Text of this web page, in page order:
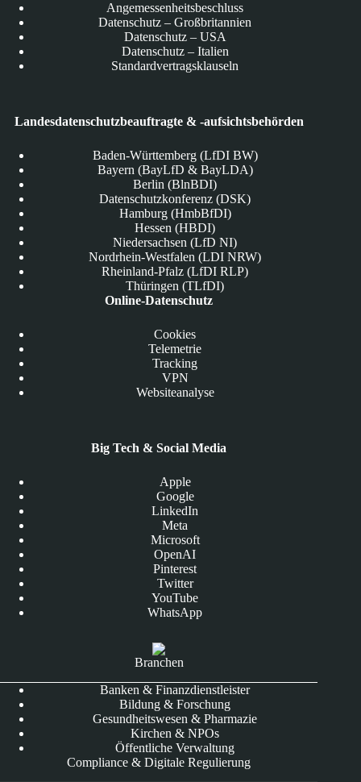
Angemessenheitsbeschluss
Datenschutz – Großbritannien
Datenschutz – USA
Datenschutz – Italien
Standardvertragsklauseln
Landesdatenschutzbeauftragte & -aufsichtsbehörden
Baden-Württemberg (LfDI BW)
Bayern (BayLfD & BayLDA)
Berlin (BlnBDI)
Datenschutzkonferenz (DSK)
Hamburg (HmbBfDI)
Hessen (HBDI)
Niedersachsen (LfD NI)
Nordrhein-Westfalen (LDI NRW)
Rheinland-Pfalz (LfDI RLP)
Thüringen (TLfDI)
Online-Datenschutz
Cookies
Telemetrie
Tracking
VPN
Websiteanalyse
Big Tech & Social Media
Apple
Google
LinkedIn
Meta
Microsoft
OpenAI
Pinterest
Twitter
YouTube
WhatsApp
Branchen
Banken & Finanzdienstleister
Bildung & Forschung
Gesundheitswesen & Pharmazie
Kirchen & NPOs
Öffentliche Verwaltung
Compliance & Digitale Regulierung